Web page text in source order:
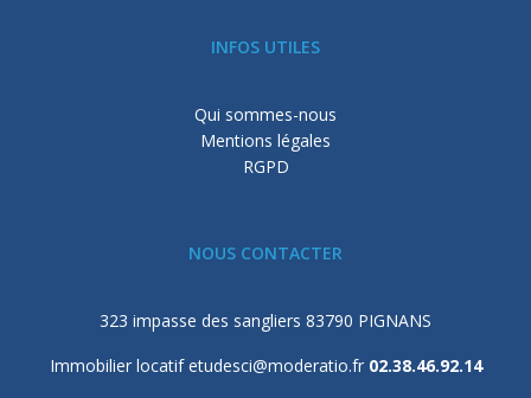
INFOS UTILES
Qui sommes-nous
Mentions légales
RGPD
NOUS CONTACTER
323 impasse des sangliers 83790 PIGNANS
Immobilier locatifetudesci@moderatio.fr 02.38.46.92.14